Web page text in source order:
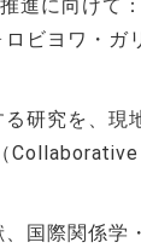
進に向けて
ビヨワ・ガ
研究を、現
（
国際関係学